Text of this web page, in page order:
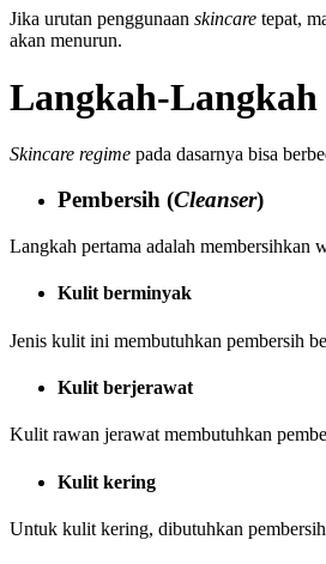
Jika urutan penggunaan skincare tepat,
akan menurun.
Langkah-Langkah
Skincare regime pada dasarnya bisa
Pembersih (Cleanser)
Langkah pertama adalah membersihkan
Kulit berminyak
Jenis kulit ini membutuhkan pembersih
Kulit berjerawat
Kulit rawan jerawat membutuhkan
Kulit kering
Untuk kulit kering, dibutuhkan